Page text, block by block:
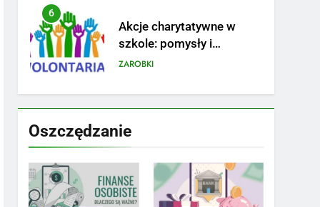
6
Akcje charytatywne w
szkole: pomysły i
przykłady, które
ZAROBKI
7
Jak przygotować się
finansowo na narodziny
jak zaplanować budżet
PORADY
8
Netflix tagger — czym
Oszczędzanie